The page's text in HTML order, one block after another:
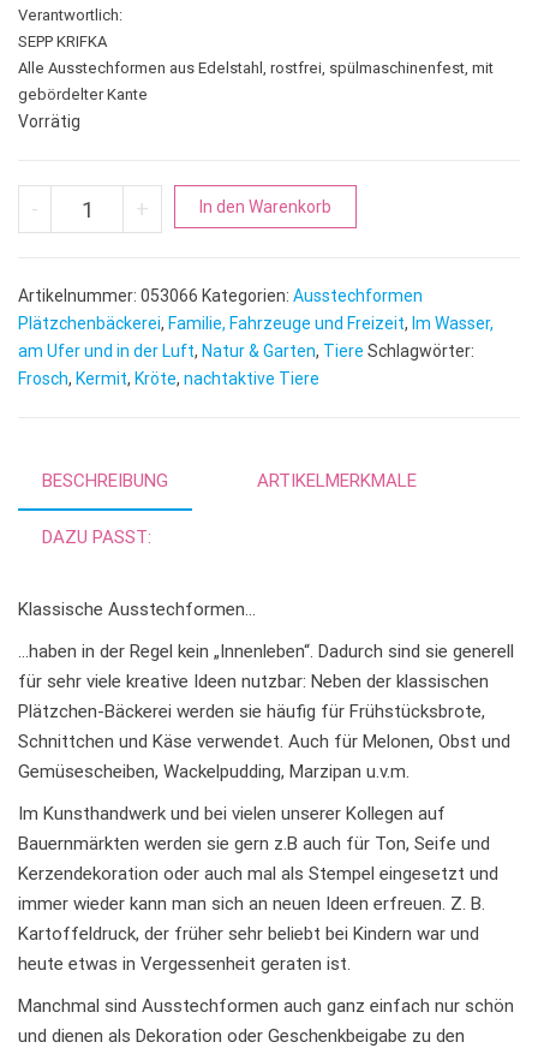
Verantwortlich:
SEPP KRIFKA
Alle Ausstechformen aus Edelstahl, rostfrei, spülmaschinenfest, mit
gebördelter Kante
Vorrätig
- Frosch | Kröte Menge
+ In den Warenkorb
e
r
n
v
Artikelnummer: 053066 Kategorien: Ausstechformen
Plätzchenbäckerei, Familie, Fahrzeuge und Freizeit, Im Wasser,
am Ufer und in der Luft, Natur & Garten, Tiere Schlagwörter:
Frosch, Kermit, Kröte, nachtaktive Tiere
BESCHREIBUNG ARTIKELMERKMALE
DAZU PASST:
Klassische Ausstechformen…
…haben in der Regel kein „Innenleben“. Dadurch sind sie generell
für sehr viele kreative Ideen nutzbar: Neben der klassischen
Plätzchen-Bäckerei werden sie häufig für Frühstücksbrote,
Schnittchen und Käse verwendet. Auch für Melonen, Obst und
Gemüsescheiben, Wackelpudding, Marzipan u.v.m.
Im Kunsthandwerk und bei vielen unserer Kollegen auf
Bauernmärkten werden sie gern z.B auch für Ton, Seife und
Kerzendekoration oder auch mal als Stempel eingesetzt und
immer wieder kann man sich an neuen Ideen erfreuen. Z. B.
Kartoffeldruck, der früher sehr beliebt bei Kindern war und
heute etwas in Vergessenheit geraten ist.
Manchmal sind Ausstechformen auch ganz einfach nur schön
und dienen als Dekoration oder Geschenkbeigabe zu den